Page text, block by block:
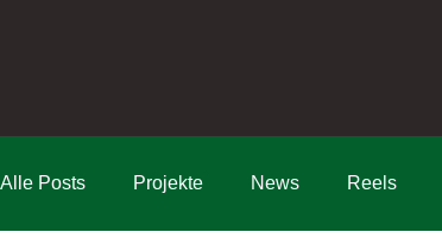
Alle Posts Projekte News Reels